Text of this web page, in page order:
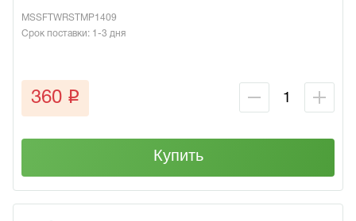
MSSFTWRSTMP1409
Срок поставки: 1-3 дня
360 q
Купить